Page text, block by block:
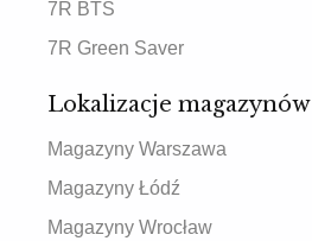
7R BTS
7R Green Saver
Lokalizacje magazynów
Magazyny Warszawa
Magazyny Łódź
Magazyny Wrocław